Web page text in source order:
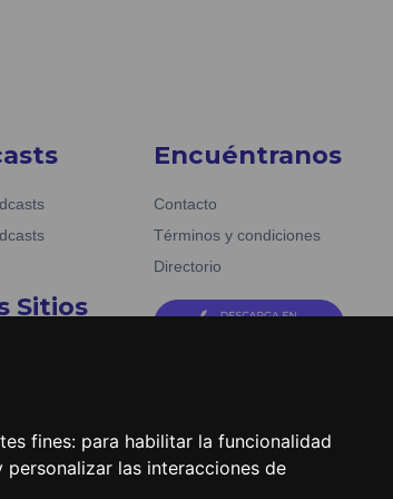
fines: para habilitar la funcionalidad
las interacciones de
Sitios
Encuéntranos
Contacto
Términos y condiciones
Directorio